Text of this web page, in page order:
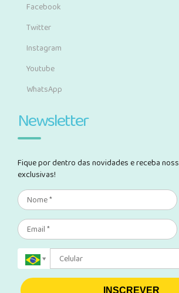
Facebook
Twitter
Instagram
Youtube
WhatsApp
Newsletter
Fique por dentro das novidades e receba
exclusivas!
INSCREVER